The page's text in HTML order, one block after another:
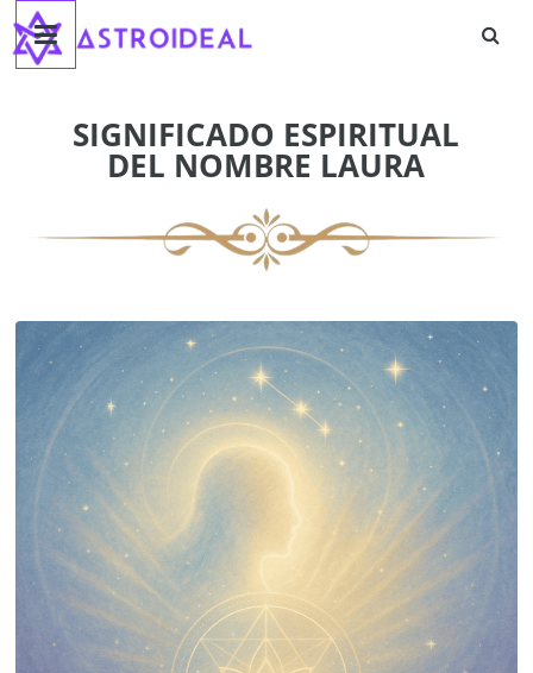
Saltar
contenido
Astroideal
SIGNIFICADO ESPIRITUAL
DEL NOMBRE LAURA